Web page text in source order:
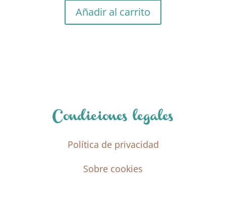
original
era:
actual
es:
Añadir al carrito
Condiciones legales
Política de privacidad
Sobre cookies